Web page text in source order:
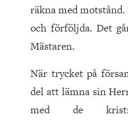
räkna med
och förföljda. Det
Mästaren.
När trycket på
del att lämna sin
med de